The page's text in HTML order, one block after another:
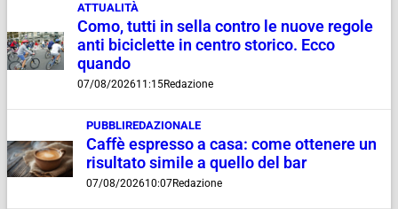
ATTUALITÀ
Como, tutti in sella contro le nuove regole
anti biciclette in centro storico. Ecco
quando
07/08/202611:15Redazione
PUBBLIREDAZIONALE
Caffè espresso a casa: come ottenere un
risultato simile a quello del bar
07/08/202610:07Redazione